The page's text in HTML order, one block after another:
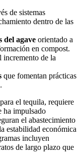
de sistemas
dentro de las
del agave orientado a
en compost.
incremento de la
que fomentan prácticas
el tequila, requiere
ha impulsado
el abastecimiento
estabilidad económica
incluyen
de largo plazo que